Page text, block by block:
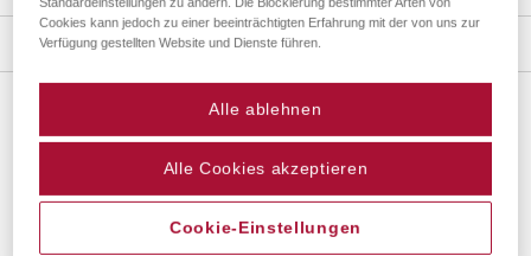
KUNSTGLAS PORTRAITRAHMEN
ab 10,14 €
Anfang
Bildergalerie
Details
Cookies kann jedoch zu einer beeinträchtigten Erfahrung mit der von uns zur
Verfügung gestellten Website und Dienste führen.
Alle ablehnen
Alle Cookies akzeptieren
Cookie-Einstellungen